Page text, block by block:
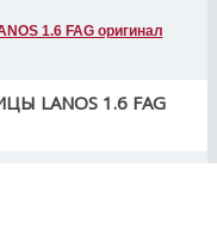
1.6 FAG оригинал
LANOS 1.6 FAG